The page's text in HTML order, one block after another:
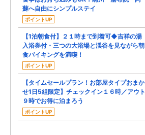
蘇へ自由にシンプルステイ
ポイントUP
【1泊朝食付】２１時まで到着可◆吉祥の湯
入浴券付・三つの大浴場と渓谷を見ながら朝
食バイキングを満喫！
ポイントUP
【タイムセールプラン！お部屋タイプおまか
せ1日5組限定】チェックイン１６時／アウト
９時でお得に泊まろう
ポイントUP